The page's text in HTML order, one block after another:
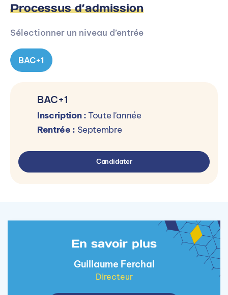
Processus d’admission
Sélectionner un niveau d’entrée
BAC+1
BAC+1
Inscription :Toute l'année
Rentrée : Septembre
Candidater
En savoir plus
Guillaume Ferchal
Directeur